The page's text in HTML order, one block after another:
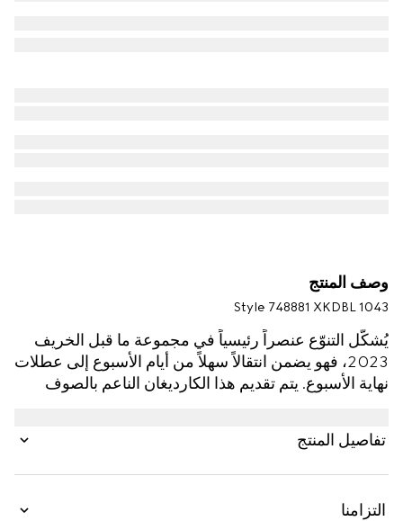
وصف المنتج
Style ‎748881 XKDBL 1043
يُشكّل التنوّع عنصراً رئيسياً في مجموعة ما قبل الخريف
2023، فهو يضمن انتقالاً سهلاً من أيام الأسبوع إلى عطلات
نهاية الأسبوع. يتم تقديم هذا الكارديغان الناعم بالصوف
التصميم، مما يجعله قطعةً مفعمة بالمرح يمكن تنسيقها
بطرق لا متناهية.
تفاصيل المنتج
التزامنا